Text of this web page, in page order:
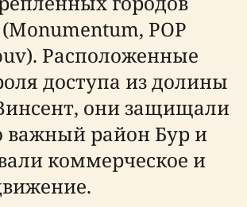
POP
Расположенные
доступа из долины
они защищали
важный район Бур и
коммерческое и